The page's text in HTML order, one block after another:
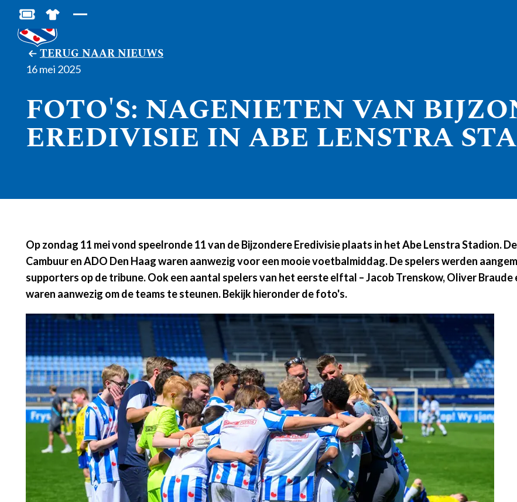
BESTEL JOUW TICKETS
SHOP IN DE FEANSTORE
TERUG NAAR NIEUWS
16 mei 2025
FOTO'S: NAGENIETEN VAN
EREDIVISIE IN ABE LENSTRA
Op zondag 11 mei vond speelronde 11 van de Bijzondere Eredivisie plaats in het Abe Lenstra Stadion.
Cambuur en ADO Den Haag waren aanwezig voor een mooie voetbalmiddag. De spelers werden
supporters op de tribune. Ook een aantal spelers van het eerste elftal – Jacob Trenskow, Oliver Braude
waren aanwezig om de teams te steunen. Bekijk hieronder de foto's.